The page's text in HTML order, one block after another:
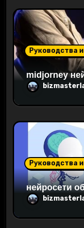
м
Руководства
midjorney
Руководства
нейросети